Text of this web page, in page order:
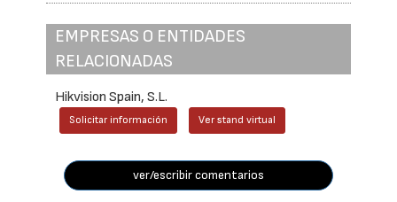
EMPRESAS O ENTIDADES
RELACIONADAS
Hikvision Spain, S.L.
Solicitar información Ver stand virtual
ver/escribir comentarios